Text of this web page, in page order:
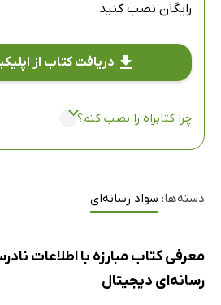
رایگان نصب کنید.
دریافت کتاب از
چرا کتابراه را نصب کنم؟
دسته‌ها: سواد رسانه‌ای
معرفی کتاب مبارزه با اطلاعات
رسانه‌ای دیجیتال